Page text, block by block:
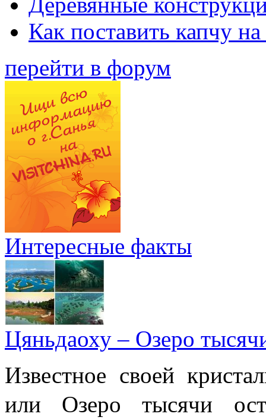
Как поставить капчу
перейти в форум
Интересные факты
Цяньдаоху – Озеро
Известное своей
или Озеро тысячи